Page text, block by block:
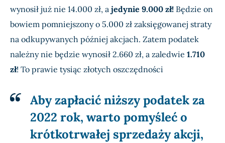
wynosił już nie 14.000 zł, a jedynie 9.000 zł! Będzie on
bowiem pomniejszony o 5.000 zł zaksięgowanej straty
na odkupywanych później akcjach. Zatem podatek
należny nie będzie wynosił 2.660 zł, a zaledwie 1.710
zł! To prawie tysiąc złotych oszczędności
Aby zapłacić niższy podatek za
2022 rok, warto pomyśleć o
krótkotrwałej sprzedaży akcji,